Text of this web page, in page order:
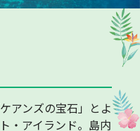
アンズの宝石」とよ
・アイランド。島内